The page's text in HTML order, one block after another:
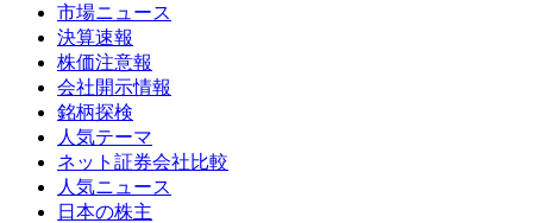
市場ニュース
決算速報
株価注意報
会社開示情報
銘柄探検
人気テーマ
ネット証券会社比較
人気ニュース
日本の株主